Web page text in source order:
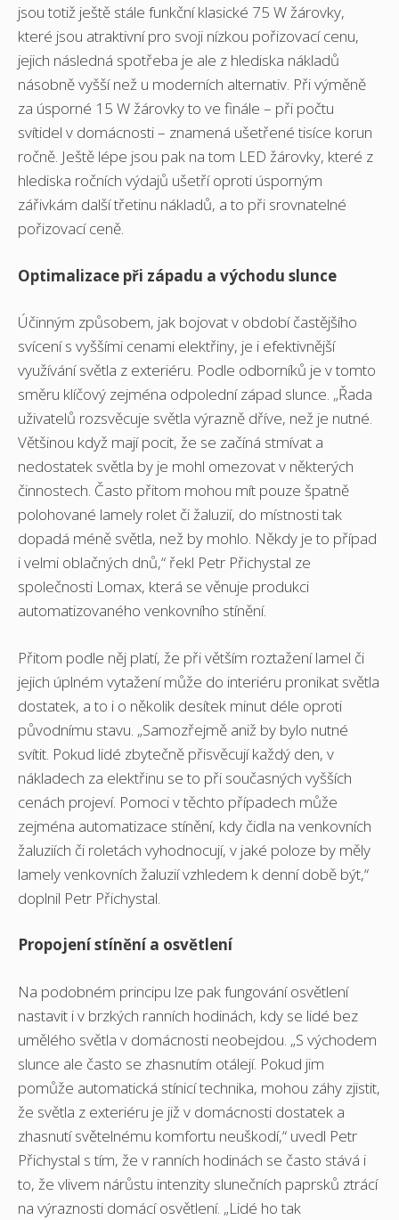
jsou totiž ještě stále funkční klasické 75 W žárovky,
které jsou atraktivní pro svoji nízkou pořizovací cenu,
jejich následná spotřeba je ale z hlediska nákladů
násobně vyšší než u moderních alternativ. Při výměně
za úsporné 15 W žárovky to ve finále – při počtu
svítidel v domácnosti – znamená ušetřené tisíce korun
ročně. Ještě lépe jsou pak na tom LED žárovky, které z
hlediska ročních výdajů ušetří oproti úsporným
zářivkám další třetinu nákladů, a to při srovnatelné
pořizovací ceně.
Optimalizace při západu a východu slunce
Účinným způsobem, jak bojovat v období častějšího
svícení s vyššími cenami elektřiny, je i efektivnější
využívání světla z exteriéru. Podle odborníků je v tomto
směru klíčový zejména odpolední západ slunce. „Řada
uživatelů rozsvěcuje světla výrazně dříve, než je nutné.
Většinou když mají pocit, že se začíná stmívat a
nedostatek světla by je mohl omezovat v některých
činnostech. Často přitom mohou mít pouze špatně
polohované lamely rolet či žaluzií, do místnosti tak
dopadá méně světla, než by mohlo. Někdy je to případ
i velmi oblačných dnů,“ řekl Petr Přichystal ze
společnosti Lomax, která se věnuje produkci
automatizovaného venkovního stínění.
Přitom podle něj platí, že při větším roztažení lamel či
jejich úplném vytažení může do interiéru pronikat světla
dostatek, a to i o několik desítek minut déle oproti
původnímu stavu. „Samozřejmě aniž by bylo nutné
svítit. Pokud lidé zbytečně přisvěcují každý den, v
nákladech za elektřinu se to při současných vyšších
cenách projeví. Pomoci v těchto případech může
zejména automatizace stínění, kdy čidla na venkovních
žaluziích či roletách vyhodnocují, v jaké poloze by měly
lamely venkovních žaluzií vzhledem k denní době být,“
doplnil Petr Přichystal.
Propojení stínění a osvětlení
Na podobném principu lze pak fungování osvětlení
nastavit i v brzkých ranních hodinách, kdy se lidé bez
umělého světla v domácnosti neobejdou. „S východem
slunce ale často se zhasnutím otálejí. Pokud jim
pomůže automatická stínicí technika, mohou záhy zjistit,
že světla z exteriéru je již v domácnosti dostatek a
zhasnutí světelnému komfortu neuškodí,“ uvedl Petr
Přichystal s tím, že v ranních hodinách se často stává i
to, že vlivem nárůstu intenzity slunečních paprsků ztrácí
na výraznosti domácí osvětlení. „Lidé ho tak